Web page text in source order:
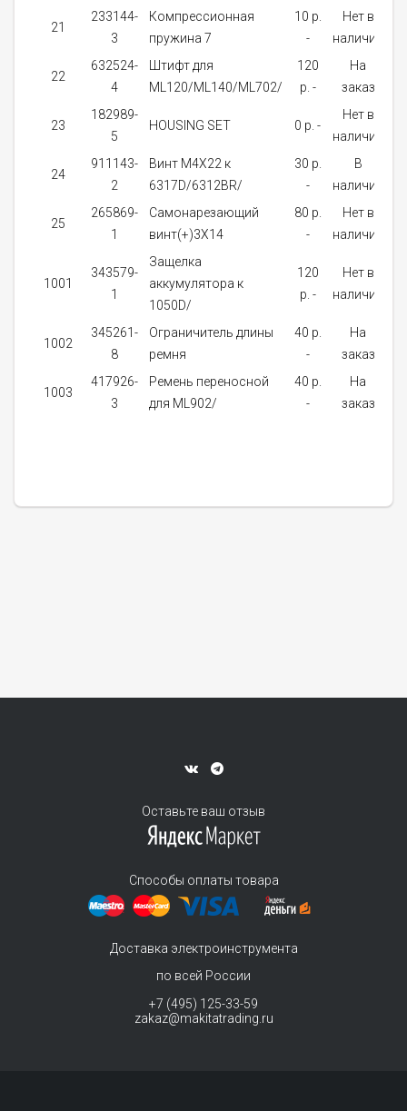
21
233144-
3
Компрессионная
пружина 7
10 p.
-
Нет в
наличии
22
632524-
4
Штифт для
ML120/ML140/ML702/
120
p. -
На
заказ
23
182989-
5
HOUSING SET 0 p. -
Нет в
наличии
24
911143-
2
Винт M4X22 к
6317D/6312BR/
30 p.
-
В
наличии
25
265869-
1
Самонарезающий
винт(+)3X14
80 p.
-
Нет в
наличии
1001
343579-
1
Защелка
аккумулятора к
1050D/
120
p. -
Нет в
наличии
1002
345261-
8
Ограничитель длины
ремня
40 p.
-
На
заказ
1003
417926-
3
Ремень переносной
для ML902/
40 p.
-
На
заказ
Оставьте ваш отзыв
Способы оплаты товара
Доставка электроинструмента
по всей России
+7 (495) 125-33-59
zakaz@makitatrading.ru